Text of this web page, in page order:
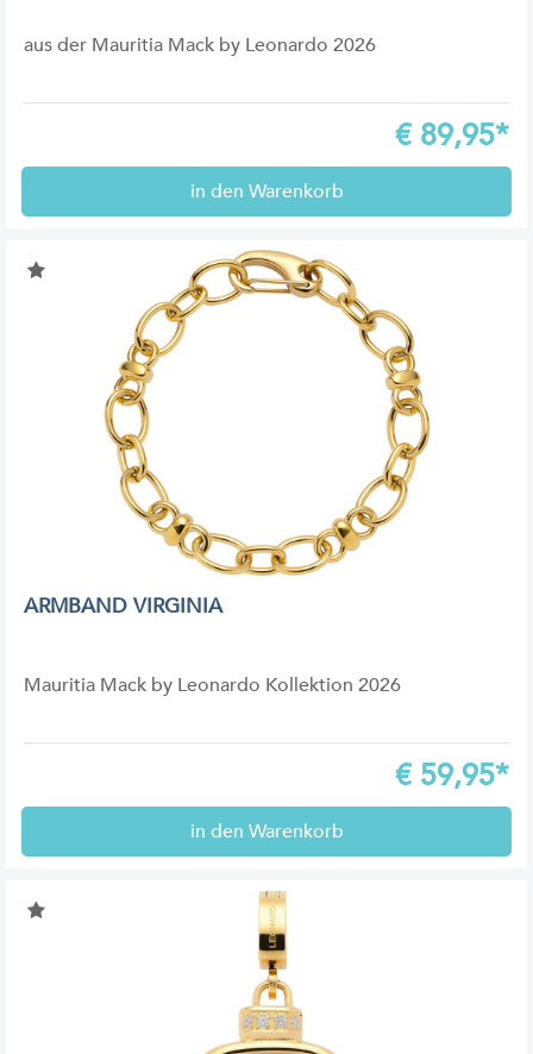
aus der Mauritia Mack by Leonardo 2026
€ 89,95*
in den Warenkorb
ARMBAND VIRGINIA
Mauritia Mack by Leonardo Kollektion 2026
€ 59,95*
in den Warenkorb